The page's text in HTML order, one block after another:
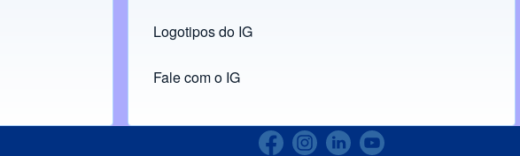
Logotipos do IG
(opens in new tab)
Fale com o IG